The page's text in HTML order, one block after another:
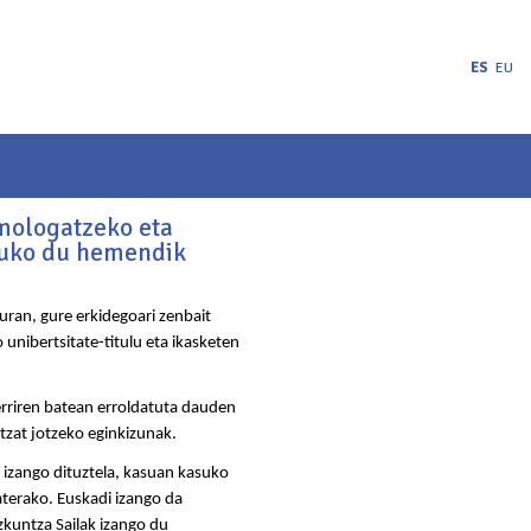
ES EU
eta
du hemendik
gure erkidegoari zenbait
unibertsitate-titulu eta ikasketen
batean erroldatuta dauden
jotzeko eginkizunak.
dituztela, kasuan kasuko
Euskadi izango da
Sailak izango du